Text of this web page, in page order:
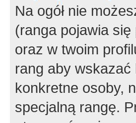
Na ogół nie
(ranga pojawia
oraz w twoim
rang aby wskazać
konkretne osoby,
specjalną rangę.